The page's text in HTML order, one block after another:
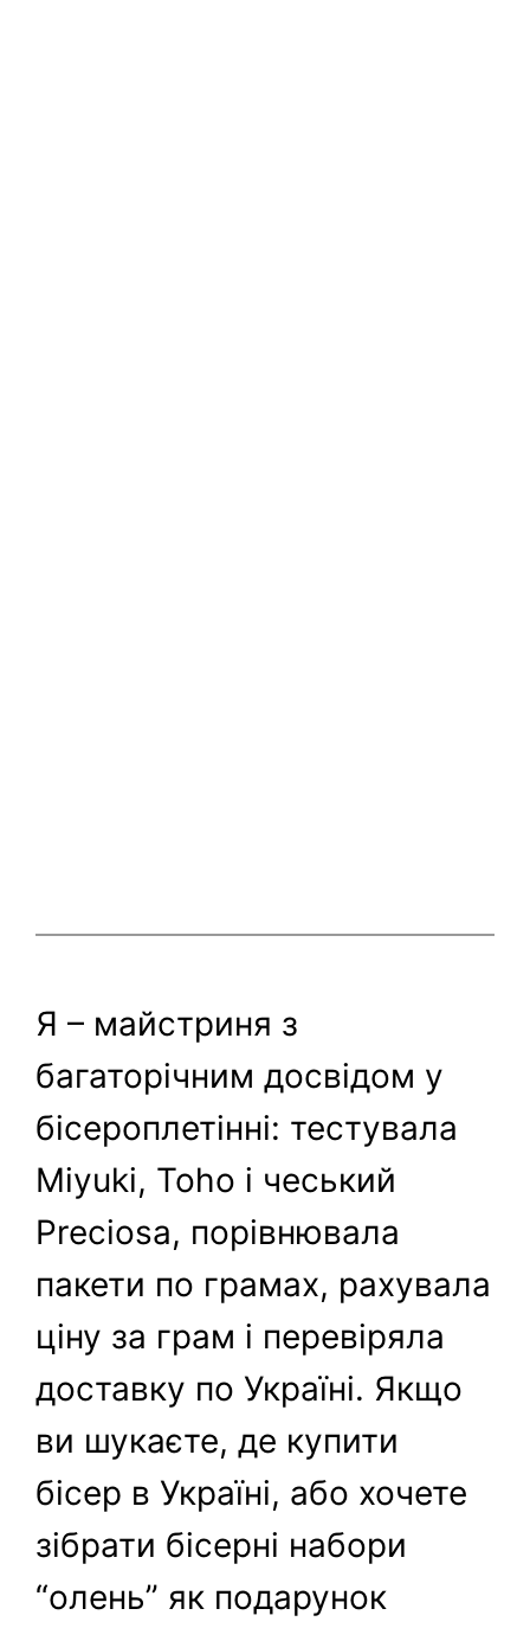
Я – майстриня з
багаторічним досвідом у
бісероплетінні: тестувала
Miyuki, Toho і чеський
Preciosa, порівнювала
пакети по грамах, рахувала
ціну за грам і перевіряла
доставку по Україні. Якщо
ви шукаєте, де купити
бісер в Україні, або хочете
зібрати бісерні набори
“олень” як подарунок